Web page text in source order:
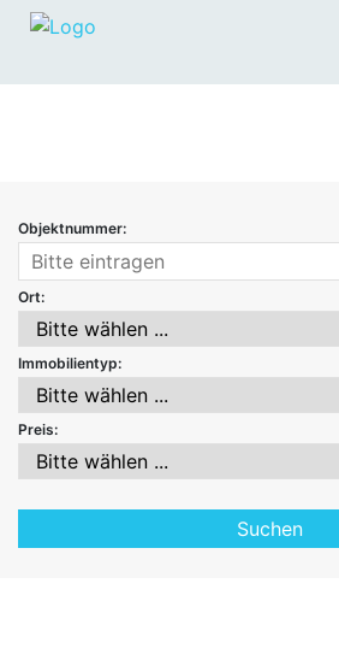
Objektnummer:
Ort:
Immobilientyp:
Preis: